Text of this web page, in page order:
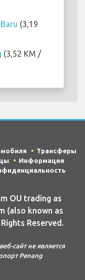
(3,19
(3,52 KM /
Трансферы
Информация
OU trading as
(also known as
Reserved.
сайт не является
Penang